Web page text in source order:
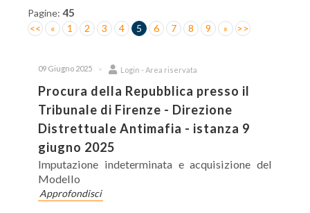
Pagine: 45
<< « 1 2 3 4 5 6 7 8 9 » >>
09 Giugno 2025 Login - Area riservata
Procura della Repubblica presso il
Tribunale di Firenze - Direzione
Distrettuale Antimafia - istanza 9
giugno 2025
Imputazione indeterminata e acquisizione del
Modello
Approfondisci